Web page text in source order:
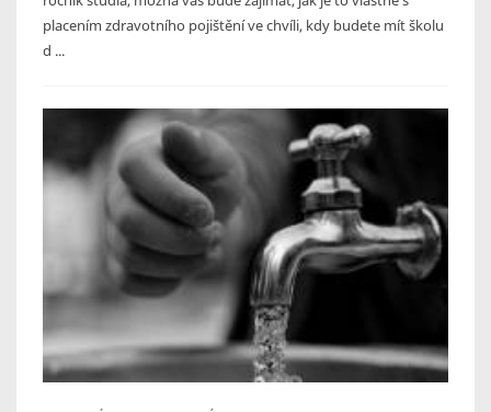
placením zdravotního pojištění ve chvíli, kdy budete mít školu
d ...